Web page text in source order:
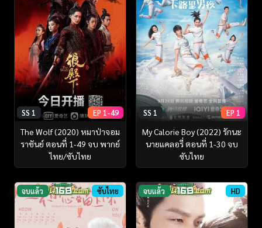
SS 1 EP 1-49
The Wolf (2020) หมาป่าจอม
ราชันย์ ตอนที่ 1-49 จบ พากย์
ไทย/ซับไทย
SS 1 EP 1
My Calorie Boy (2022) รักนะ
นายแคลอรี่ ตอนที่ 1-30 จบ
ซับไทย
จบแล้ว ซับไทย จบแล้ว HD